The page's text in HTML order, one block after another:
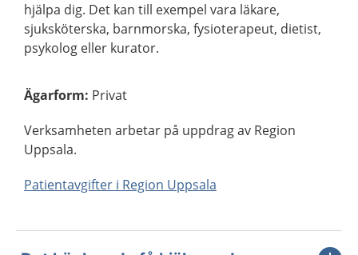
hjälpa dig. Det kan till exempel vara läkare,
sjuksköterska, barnmorska, fysioterapeut, dietist,
psykolog eller kurator.
Ägarform: Privat
Verksamheten arbetar på uppdrag av Region
Uppsala.
Patientavgifter i Region Uppsala